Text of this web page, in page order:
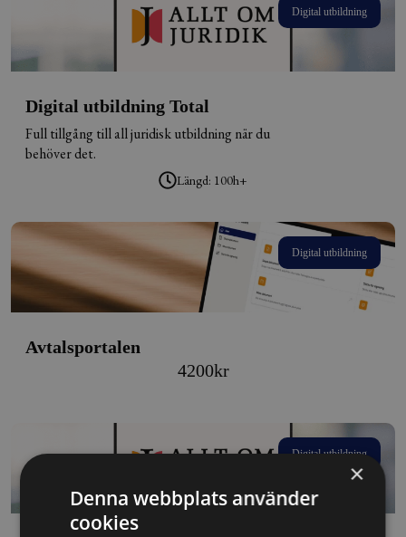
Digital utbildning
Digital utbildning Total
Full tillgång till all juridisk utbildning när du
behöver det.
Längd: 100h+
Digital utbildning
Avtalsportalen
4200kr
Digital utbildning
×
Denna webbplats använder
cookies